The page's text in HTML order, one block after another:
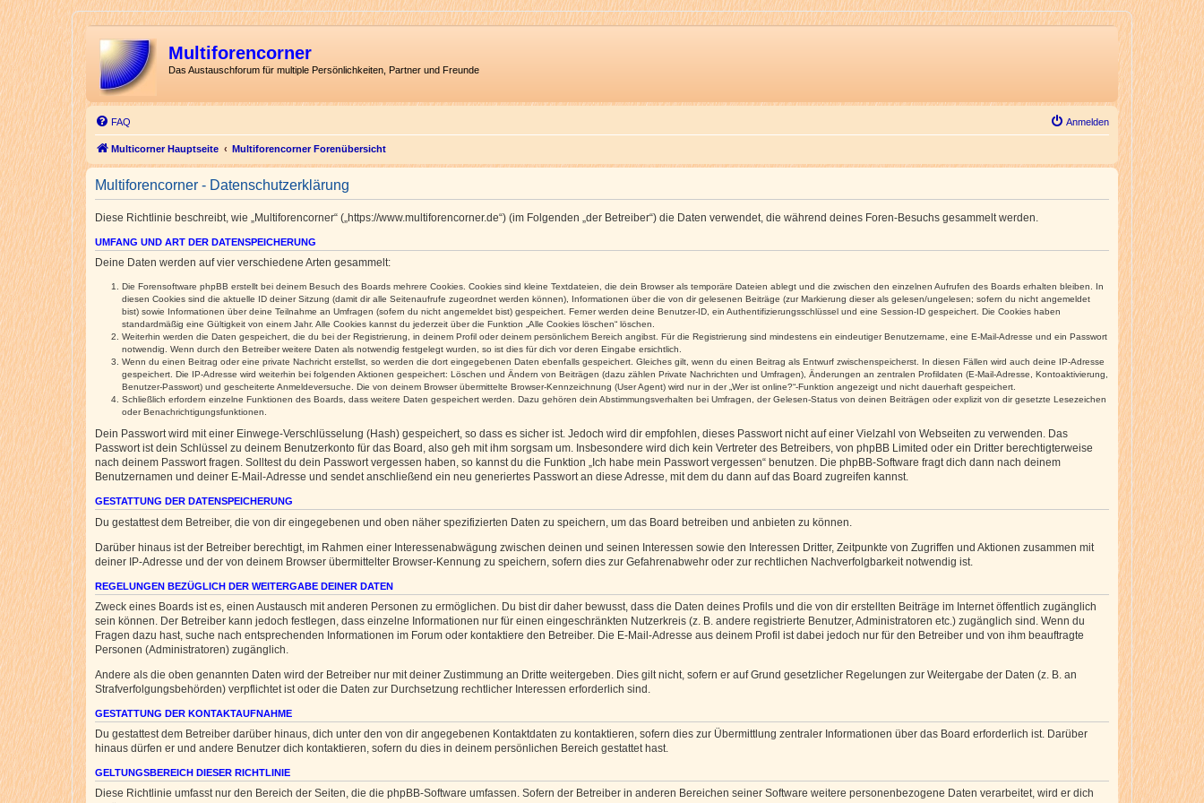
Multiforencorner
Das Austauschforum für multiple Persönlichkeiten, Partner und Freunde
FAQ Anmelden
Multicorner Hauptseite Multiforencorner Forenübersicht
Multiforencorner - Datenschutzerklärung
Diese Richtlinie beschreibt, wie „Multiforencorner“ („https://www.multiforencorner.de“) (im Folgenden „der Betreiber“) die Daten verwendet, die während deines Foren-Besuchs gesammelt werden.
UMFANG UND ART DER DATENSPEICHERUNG
Deine Daten werden auf vier verschiedene Arten gesammelt:
Die Forensoftware phpBB erstellt bei deinem Besuch des Boards mehrere Cookies. Cookies sind kleine Textdateien, die dein Browser als temporäre Dateien ablegt und die zwischen den einzelnen Aufrufen des Boards erhalten bleiben. In
diesen Cookies sind die aktuelle ID deiner Sitzung (damit dir alle Seitenaufrufe zugeordnet werden können), Informationen über die von dir gelesenen Beiträge (zur Markierung dieser als gelesen/ungelesen; sofern du nicht angemeldet
bist) sowie Informationen über deine Teilnahme an Umfragen (sofern du nicht angemeldet bist) gespeichert. Ferner werden deine Benutzer-ID, ein Authentifizierungsschlüssel und eine Session-ID gespeichert. Die Cookies haben
standardmäßig eine Gültigkeit von einem Jahr. Alle Cookies kannst du jederzeit über die Funktion „Alle Cookies löschen“ löschen.
Weiterhin werden die Daten gespeichert, die du bei der Registrierung, in deinem Profil oder deinem persönlichem Bereich angibst. Für die Registrierung sind mindestens ein eindeutiger Benutzername, eine E-Mail-Adresse und ein Passwort
notwendig. Wenn durch den Betreiber weitere Daten als notwendig festgelegt wurden, so ist dies für dich vor deren Eingabe ersichtlich.
Wenn du einen Beitrag oder eine private Nachricht erstellst, so werden die dort eingegebenen Daten ebenfalls gespeichert. Gleiches gilt, wenn du einen Beitrag als Entwurf zwischenspeicherst. In diesen Fällen wird auch deine IP-Adresse
gespeichert. Die IP-Adresse wird weiterhin bei folgenden Aktionen gespeichert: Löschen und Ändern von Beiträgen (dazu zählen Private Nachrichten und Umfragen), Änderungen an zentralen Profildaten (E-Mail-Adresse, Kontoaktivierung,
Benutzer-Passwort) und gescheiterte Anmeldeversuche. Die von deinem Browser übermittelte Browser-Kennzeichnung (User Agent) wird nur in der „Wer ist online?“-Funktion angezeigt und nicht dauerhaft gespeichert.
Schließlich erfordern einzelne Funktionen des Boards, dass weitere Daten gespeichert werden. Dazu gehören dein Abstimmungsverhalten bei Umfragen, der Gelesen-Status von deinen Beiträgen oder explizit von dir gesetzte Lesezeichen
oder Benachrichtigungsfunktionen.
Dein Passwort wird mit einer Einwege-Verschlüsselung (Hash) gespeichert, so dass es sicher ist. Jedoch wird dir empfohlen, dieses Passwort nicht auf einer Vielzahl von Webseiten zu verwenden. Das
Passwort ist dein Schlüssel zu deinem Benutzerkonto für das Board, also geh mit ihm sorgsam um. Insbesondere wird dich kein Vertreter des Betreibers, von phpBB Limited oder ein Dritter berechtigterweise
nach deinem Passwort fragen. Solltest du dein Passwort vergessen haben, so kannst du die Funktion „Ich habe mein Passwort vergessen“ benutzen. Die phpBB-Software fragt dich dann nach deinem
Benutzernamen und deiner E-Mail-Adresse und sendet anschließend ein neu generiertes Passwort an diese Adresse, mit dem du dann auf das Board zugreifen kannst.
GESTATTUNG DER DATENSPEICHERUNG
Du gestattest dem Betreiber, die von dir eingegebenen und oben näher spezifizierten Daten zu speichern, um das Board betreiben und anbieten zu können.
Darüber hinaus ist der Betreiber berechtigt, im Rahmen einer Interessenabwägung zwischen deinen und seinen Interessen sowie den Interessen Dritter, Zeitpunkte von Zugriffen und Aktionen zusammen mit
deiner IP-Adresse und der von deinem Browser übermittelter Browser-Kennung zu speichern, sofern dies zur Gefahrenabwehr oder zur rechtlichen Nachverfolgbarkeit notwendig ist.
REGELUNGEN BEZÜGLICH DER WEITERGABE DEINER DATEN
Zweck eines Boards ist es, einen Austausch mit anderen Personen zu ermöglichen. Du bist dir daher bewusst, dass die Daten deines Profils und die von dir erstellten Beiträge im Internet öffentlich zugänglich
sein können. Der Betreiber kann jedoch festlegen, dass einzelne Informationen nur für einen eingeschränkten Nutzerkreis (z. B. andere registrierte Benutzer, Administratoren etc.) zugänglich sind. Wenn du
Fragen dazu hast, suche nach entsprechenden Informationen im Forum oder kontaktiere den Betreiber. Die E-Mail-Adresse aus deinem Profil ist dabei jedoch nur für den Betreiber und von ihm beauftragte
Personen (Administratoren) zugänglich.
Andere als die oben genannten Daten wird der Betreiber nur mit deiner Zustimmung an Dritte weitergeben. Dies gilt nicht, sofern er auf Grund gesetzlicher Regelungen zur Weitergabe der Daten (z. B. an
Strafverfolgungsbehörden) verpflichtet ist oder die Daten zur Durchsetzung rechtlicher Interessen erforderlich sind.
GESTATTUNG DER KONTAKTAUFNAHME
Du gestattest dem Betreiber darüber hinaus, dich unter den von dir angegebenen Kontaktdaten zu kontaktieren, sofern dies zur Übermittlung zentraler Informationen über das Board erforderlich ist. Darüber
hinaus dürfen er und andere Benutzer dich kontaktieren, sofern du dies in deinem persönlichen Bereich gestattet hast.
GELTUNGSBEREICH DIESER RICHTLINIE
Diese Richtlinie umfasst nur den Bereich der Seiten, die die phpBB-Software umfassen. Sofern der Betreiber in anderen Bereichen seiner Software weitere personenbezogene Daten verarbeitet, wird er dich